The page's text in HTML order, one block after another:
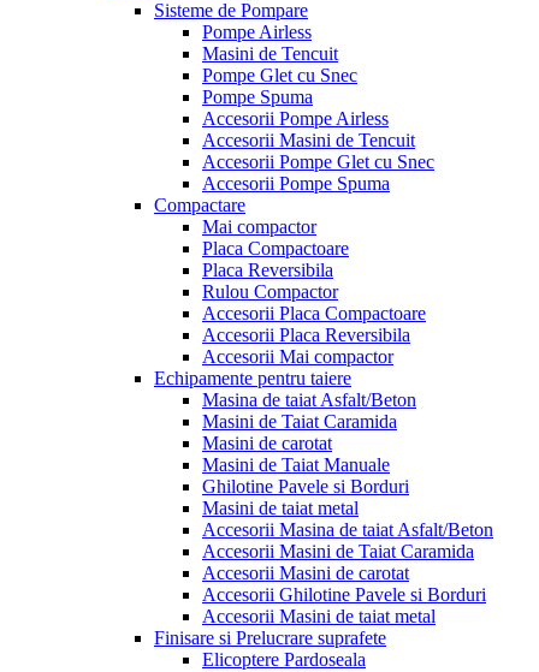
Sisteme de Pompare
Pompe Airless
Masini de Tencuit
Pompe Glet cu Snec
Pompe Spuma
Accesorii Pompe Airless
Accesorii Masini de Tencuit
Accesorii Pompe Glet cu Snec
Accesorii Pompe Spuma
Compactare
Mai compactor
Placa Compactoare
Placa Reversibila
Rulou Compactor
Accesorii Placa Compactoare
Accesorii Placa Reversibila
Accesorii Mai compactor
Echipamente pentru taiere
Masina de taiat Asfalt/Beton
Masini de Taiat Caramida
Masini de carotat
Masini de Taiat Manuale
Ghilotine Pavele si Borduri
Masini de taiat metal
Accesorii Masina de taiat Asfalt/Beton
Accesorii Masini de Taiat Caramida
Accesorii Masini de carotat
Accesorii Ghilotine Pavele si Borduri
Accesorii Masini de taiat metal
Finisare si Prelucrare suprafete
Elicoptere Pardoseala